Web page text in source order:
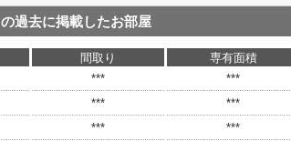
の過去に掲載したお部屋
間取り 専有面積
*** ***
*** ***
*** ***